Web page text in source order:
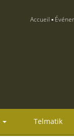
Accueil
Telmatik